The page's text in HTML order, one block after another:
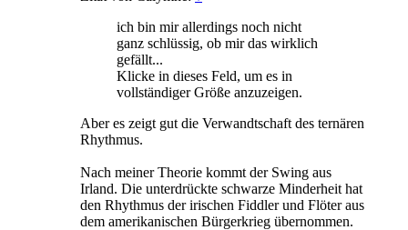
ich bin mir allerdings noch nicht
ganz schlüssig, ob mir das wirklich
gefällt...
Klicke in dieses Feld, um es in
vollständiger Größe anzuzeigen.
Aber es zeigt gut die Verwandtschaft des ternären
Rhythmus.
Nach meiner Theorie kommt der Swing aus
Irland. Die unterdrückte schwarze Minderheit hat
den Rhythmus der irischen Fiddler und Flöter aus
dem amerikanischen Bürgerkrieg übernommen.